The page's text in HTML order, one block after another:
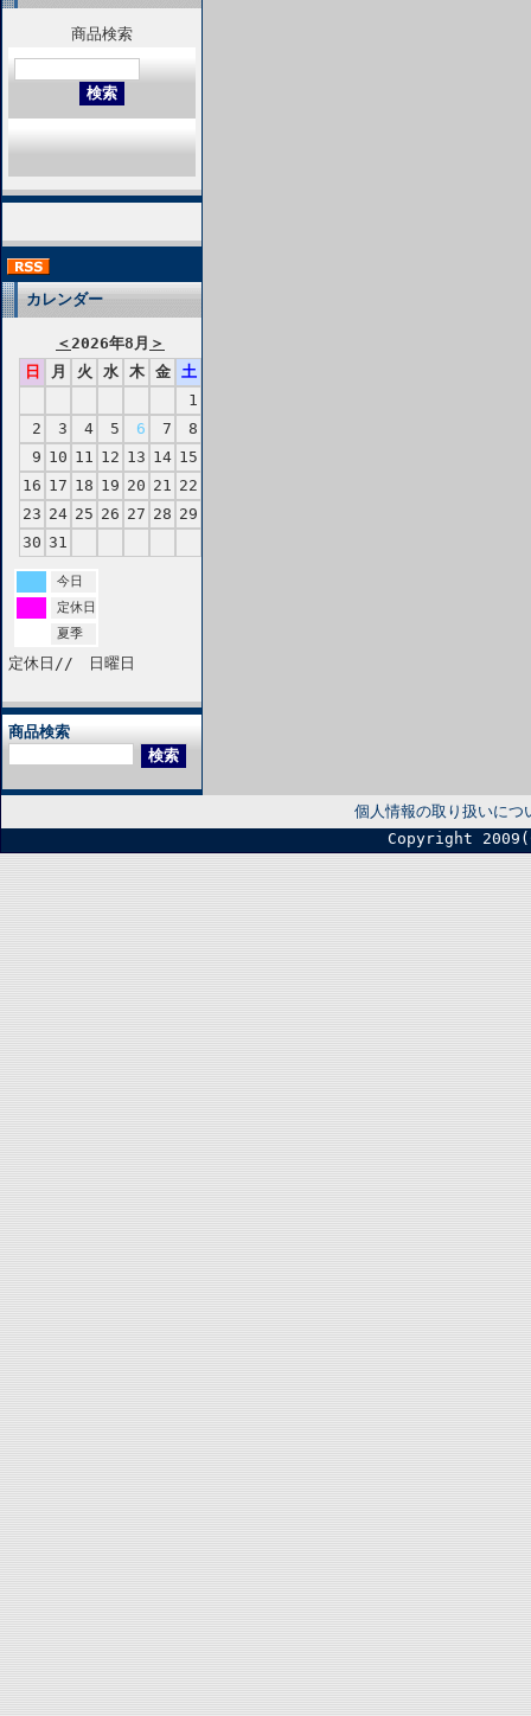
商品検索
カレンダー
＜2026年8月 ＞
日
月 火 水 木 金
土
1
2
3 4 5 6 7
8
9 10 11 12 13 14 15
16 17 18 19 20 21 22
23 24 25 26 27 28 29
30 31
今日
定休日
夏季
定休日// 日曜日
商品検索
個人情報の取り扱いにつ
Copyright